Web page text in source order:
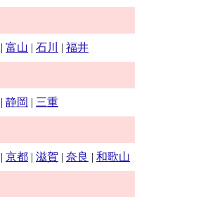
| 富山 | 石川 | 福井
| 静岡 | 三重
| 京都 | 滋賀 | 奈良 | 和歌山